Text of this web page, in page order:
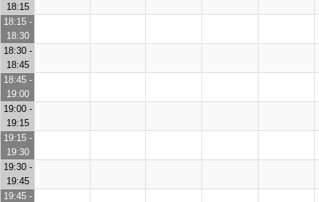
18:15
18:15 -
18:30
18:30 -
18:45
18:45 -
19:00
19:00 -
19:15
19:15 -
19:30
19:30 -
19:45
19:45 -